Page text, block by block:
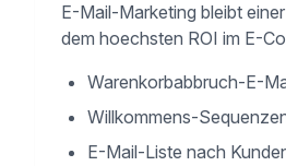
E-Mail-Marketing bleibt
dem hoechsten ROI im E-
Warenkorbabbruch-E-
Willkommens-
E-Mail-Liste nach